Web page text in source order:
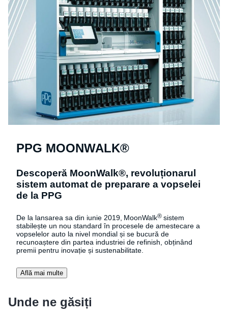
PPG MOONWALK®
Descoperă MoonWalk®, revoluționarul
sistem automat de preparare a vopselei
de la PPG
De la lansarea sa din iunie 2019, MoonWalk® sistem
stabilește un nou standard în procesele de amestecare a
vopselelor auto la nivel mondial și se bucură de
recunoaștere din partea industriei de refinish, obținând
premii pentru inovație și sustenabilitate.
Află mai multe
Unde ne găsiți